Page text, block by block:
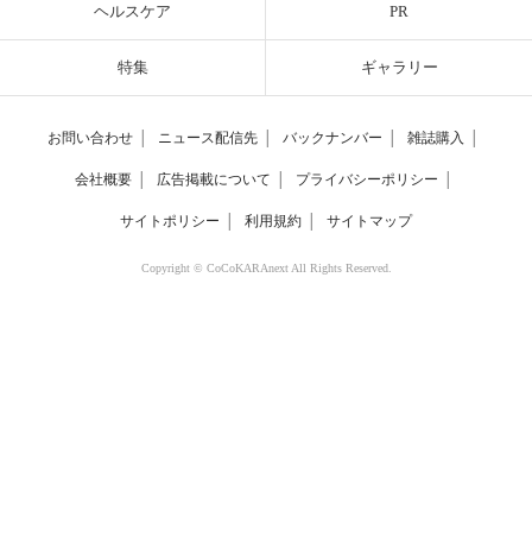
ヘルスケア PR
特集 ギャラリー
お問い合わせ ニュース配信先 バックナンバー 雑誌購入
会社概要 広告掲載について プライバシーポリシー
サイトポリシー 利用規約 サイトマップ
Copyright © CoCoKARAnext All Rights Reserved.